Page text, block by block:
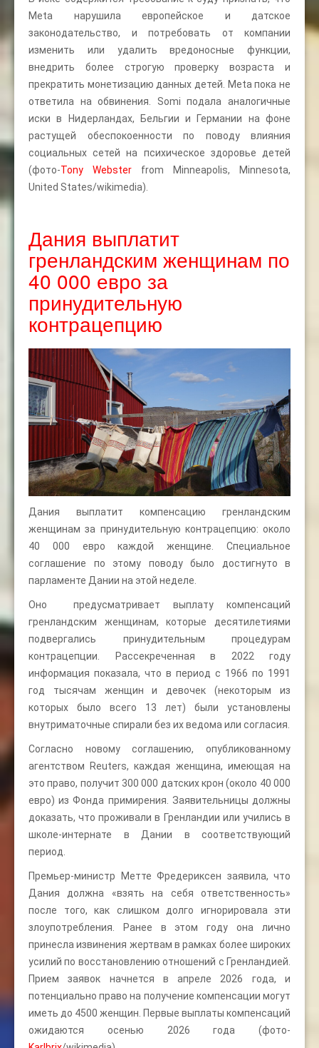
Meta нарушила европейское и датское
законодательство, и потребовать от компании
изменить или удалить вредоносные функции,
внедрить более строгую проверку возраста и
прекратить монетизацию данных детей. Meta пока не
ответила на обвинения. Somi подала аналогичные
иски в Нидерландах, Бельгии и Германии на фоне
растущей обеспокоенности по поводу влияния
социальных сетей на психическое здоровье детей
(фото-Tony Webster from Minneapolis, Minnesota,
United States/wikimedia).
Дания выплатит
гренландским женщинам по
40 000 евро за
принудительную
контрацепцию
Дания выплатит компенсацию гренландским
женщинам за принудительную контрацепцию: около
40 000 евро каждой женщине. Специальное
соглашение по этому поводу было достигнуто в
парламенте Дании на этой неделе.
Оно предусматривает выплату компенсаций
гренландским женщинам, которые десятилетиями
подвергались принудительным процедурам
контрацепции. Рассекреченная в 2022 году
информация показала, что в период с 1966 по 1991
год тысячам женщин и девочек (некоторым из
которых было всего 13 лет) были установлены
внутриматочные спирали без их ведома или согласия.
Согласно новому соглашению, опубликованному
агентством Reuters, каждая женщина, имеющая на
это право, получит 300 000 датских крон (около 40 000
евро) из Фонда примирения. Заявительницы должны
доказать, что проживали в Гренландии или учились в
школе-интернате в Дании в соответствующий
период.
Премьер-министр Метте Фредериксен заявила, что
Дания должна «взять на себя ответственность»
после того, как слишком долго игнорировала эти
злоупотребления. Ранее в этом году она лично
принесла извинения жертвам в рамках более широких
усилий по восстановлению отношений с Гренландией.
Прием заявок начнется в апреле 2026 года, и
потенциально право на получение компенсации могут
иметь до 4500 женщин. Первые выплаты компенсаций
ожидаются осенью 2026 года (фото-